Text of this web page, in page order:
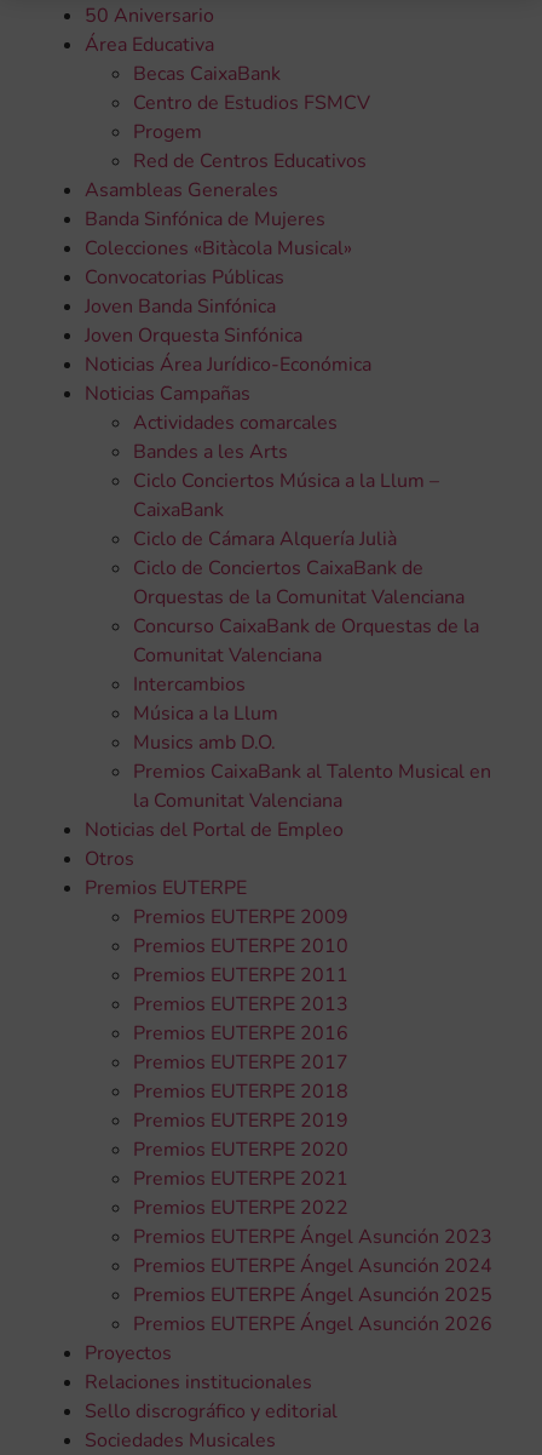
50 Aniversario
Área Educativa
Becas CaixaBank
Centro de Estudios FSMCV
Progem
Red de Centros Educativos
Asambleas Generales
Banda Sinfónica de Mujeres
Colecciones «Bitàcola Musical»
Convocatorias Públicas
Joven Banda Sinfónica
Joven Orquesta Sinfónica
Noticias Área Jurídico-Económica
Noticias Campañas
Actividades comarcales
Bandes a les Arts
Ciclo Conciertos Música a la Llum –
CaixaBank
Ciclo de Cámara Alquería Julià
Ciclo de Conciertos CaixaBank de
Orquestas de la Comunitat Valenciana
Concurso CaixaBank de Orquestas de la
Comunitat Valenciana
Intercambios
Música a la Llum
Musics amb D.O.
Premios CaixaBank al Talento Musical en
la Comunitat Valenciana
Noticias del Portal de Empleo
Otros
Premios EUTERPE
Premios EUTERPE 2009
Premios EUTERPE 2010
Premios EUTERPE 2011
Premios EUTERPE 2013
Premios EUTERPE 2016
Premios EUTERPE 2017
Premios EUTERPE 2018
Premios EUTERPE 2019
Premios EUTERPE 2020
Premios EUTERPE 2021
Premios EUTERPE 2022
Premios EUTERPE Ángel Asunción 2023
Premios EUTERPE Ángel Asunción 2024
Premios EUTERPE Ángel Asunción 2025
Premios EUTERPE Ángel Asunción 2026
Proyectos
Relaciones institucionales
Sello discrográfico y editorial
Sociedades Musicales